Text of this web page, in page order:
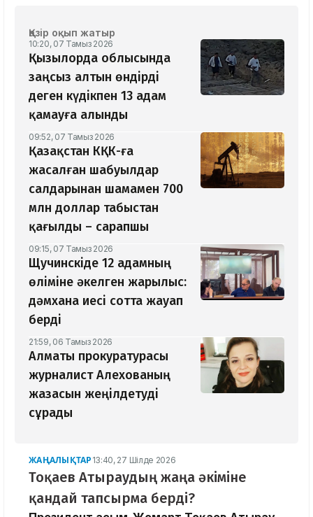
Қазір оқып жатыр
10:20, 07 Тамыз 2026
Қызылорда облысында
заңсыз алтын өндірді
деген күдікпен 13 адам
қамауға алынды
09:52, 07 Тамыз 2026
Қазақстан КҚК-ға
жасалған шабуылдар
салдарынан шамамен 700
млн доллар табыстан
қағылды – сарапшы
09:15, 07 Тамыз 2026
Щучинскіде 12 адамның
өліміне әкелген жарылыс:
дәмхана иесі сотта жауап
берді
21:59, 06 Тамыз 2026
Алматы прокуратурасы
журналист Алехованың
жазасын жеңілдетуді
сұрады
ЖАҢАЛЫҚТАР 13:40, 27 Шілде 2026
Тоқаев Атыраудың жаңа әкіміне
қандай тапсырма берді?